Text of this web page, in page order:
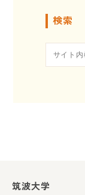
検索
筑波大学